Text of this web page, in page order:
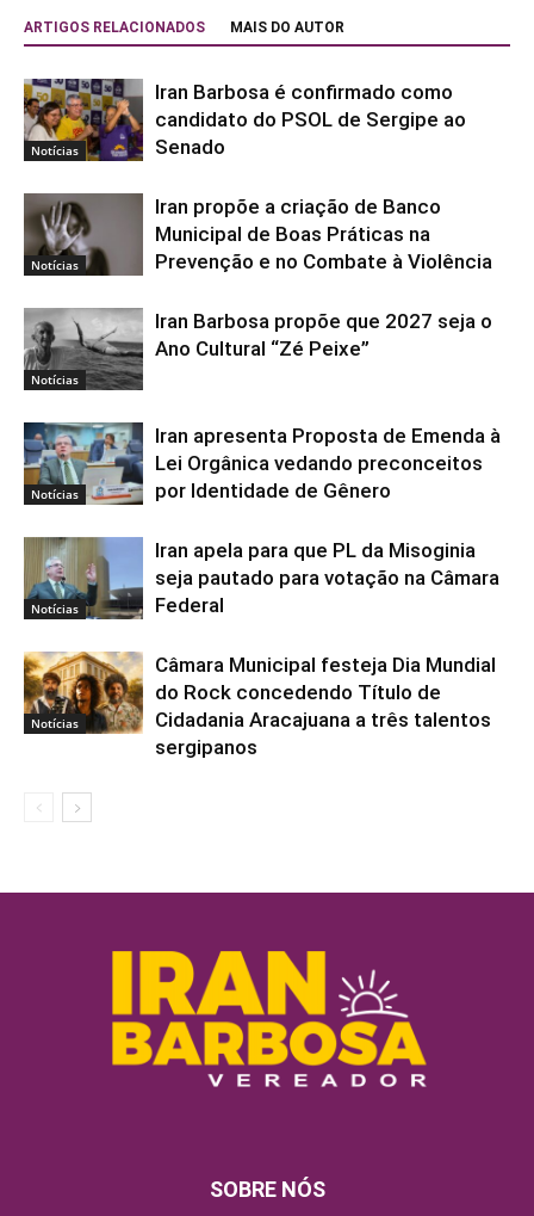
ARTIGOS RELACIONADOS MAIS DO AUTOR
Notícias
Iran Barbosa é confirmado como
candidato do PSOL de Sergipe ao
Senado
Notícias
Iran propõe a criação de Banco
Municipal de Boas Práticas na
Prevenção e no Combate à Violência
Notícias
Iran Barbosa propõe que 2027 seja o
Ano Cultural “Zé Peixe”
Notícias
Iran apresenta Proposta de Emenda à
Lei Orgânica vedando preconceitos
por Identidade de Gênero
Notícias
Iran apela para que PL da Misoginia
seja pautado para votação na Câmara
Federal
Notícias
Câmara Municipal festeja Dia Mundial
do Rock concedendo Título de
Cidadania Aracajuana a três talentos
sergipanos
SOBRE NÓS